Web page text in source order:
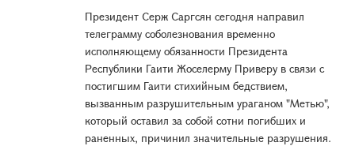
Президент Серж Саргсян сегодня направил
телеграмму соболезнования временно
исполняющему обязанности Президента
Республики Гаити Жоселерму Приверу в связи с
постигшим Гаити стихийным бедствием,
вызванным разрушительным ураганом "Метью",
который оставил за собой сотни погибших и
раненных, причинил значительные разрушения.